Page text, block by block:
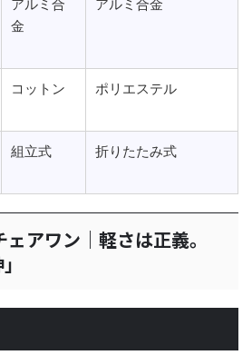
アルミ合
金
アルミ合金
コットン ポリエステル
組立式 折りたたみ式
アワン｜軽さは正義。